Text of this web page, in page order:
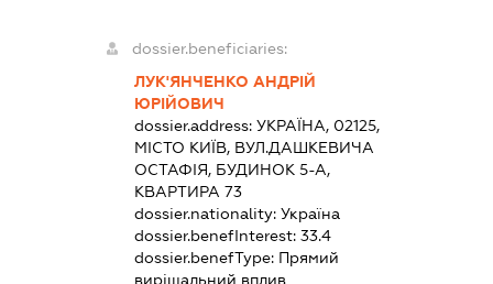
dossier.beneficiaries:
ЛУК'ЯНЧЕНКО АНДРІЙ
ЮРІЙОВИЧ
dossier.address:УКРАЇНА, 02125,
МІСТО КИЇВ, ВУЛ.ДАШКЕВИЧА
ОСТАФІЯ, БУДИНОК 5-А,
КВАРТИРА 73
dossier.nationality:Україна
dossier.benefInterest:33.4
dossier.benefType: Прямий
вирішальний вплив